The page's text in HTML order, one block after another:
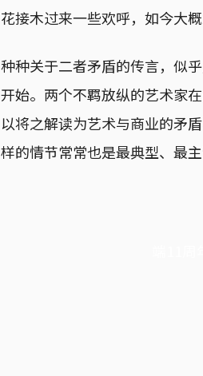
花接木过来一些欢呼，如今大
种种关于二者矛盾的传言，似
开始。两个不羁放纵的艺术家
以将之解读为艺术与商业的矛
样的情节常常也是最典型、最